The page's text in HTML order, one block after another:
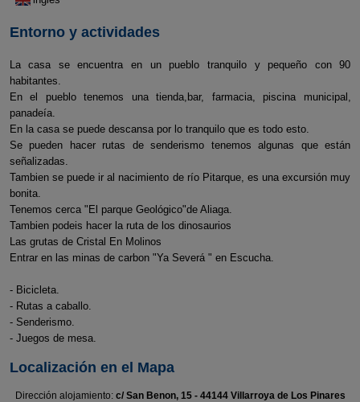
Entorno y actividades
La casa se encuentra en un pueblo tranquilo y pequeño con 90
habitantes.
En el pueblo tenemos una tienda,bar, farmacia, piscina municipal,
panadeía.
En la casa se puede descansa por lo tranquilo que es todo esto.
Se pueden hacer rutas de senderismo tenemos algunas que están
señalizadas.
Tambien se puede ir al nacimiento de río Pitarque, es una excursión muy
bonita.
Tenemos cerca "El parque Geológico"de Aliaga.
Tambien podeis hacer la ruta de los dinosaurios
Las grutas de Cristal En Molinos
Entrar en las minas de carbon "Ya Severá " en Escucha.
- Bicicleta.
- Rutas a caballo.
- Senderismo.
- Juegos de mesa.
Localización en el Mapa
Dirección alojamiento: c/ San Benon, 15 - 44144 Villarroya de Los Pinares